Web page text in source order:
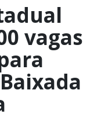
vagas